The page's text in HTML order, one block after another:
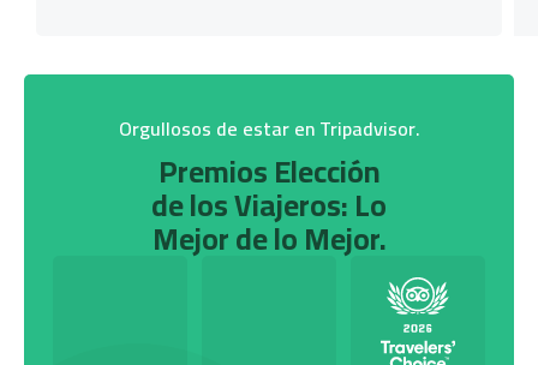
Orgullosos de estar en Tripadvisor.
Premios Elección
de los Viajeros: Lo
Mejor de lo Mejor.